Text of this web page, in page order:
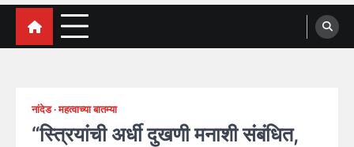
VastavNEWSLive.com
a leading NEWS portal of Maharahstra
नांदेड महत्वाच्या बातम्या
“स्त्रियांची अर्धी दुखणी मनाशी संबंधित,